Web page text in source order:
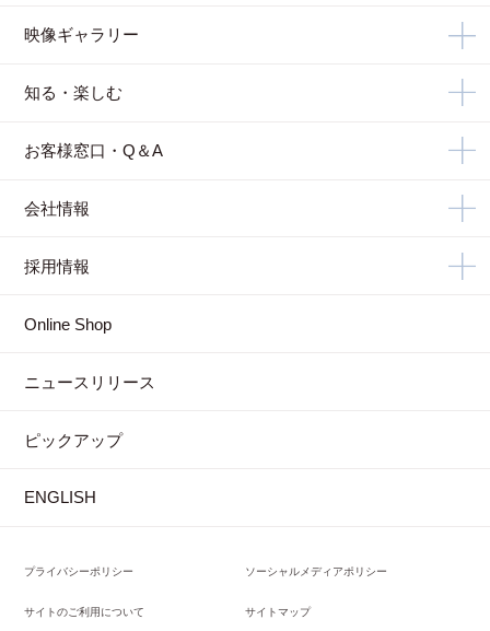
映像ギャラリー
知る・楽しむ
お客様窓口・Q＆A
会社情報
採用情報
Online Shop
ニュースリリース
ピックアップ
ENGLISH
プライバシーポリシー ソーシャルメディアポリシー
サイトのご利用について サイトマップ